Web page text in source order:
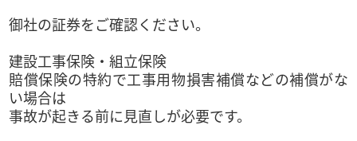
御社の証券をご確認ください。
建設工事保険・組立保険
賠償保険の特約で工事用物損害補償などの補償がな
い場合は
事故が起きる前に見直しが必要です。